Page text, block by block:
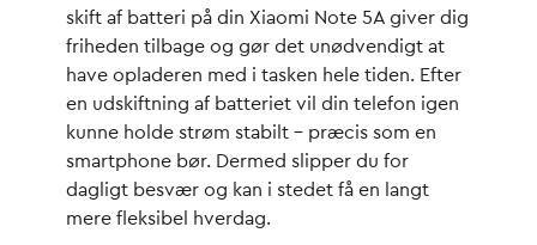
skift af batteri på din Xiaomi Note 5A giver dig
friheden tilbage og gør det unødvendigt at
have opladeren med i tasken hele tiden. Efter
en udskiftning af batteriet vil din telefon igen
kunne holde strøm stabilt – præcis som en
smartphone bør. Dermed slipper du for
dagligt besvær og kan i stedet få en langt
mere fleksibel hverdag.